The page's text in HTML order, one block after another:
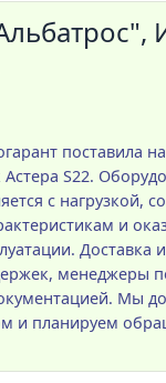
поставила
S22.
с нагрузкой,
и
Доставка
менеджеры
Мы
и планируем